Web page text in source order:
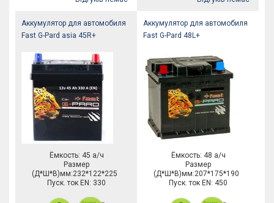
Аккумулятор для автомобиля
Fast G-Pard asia 45R+
Ёмкость: 45 а/ч
Размер
(Д*Ш*В)мм:232*122*225
Пуск. ток EN: 330
Аккумулятор для автомобиля
Fast G-Pard 48L+
Ёмкость: 48 а/ч
Размер
(Д*Ш*В)мм:207*175*190
Пуск. ток EN: 450